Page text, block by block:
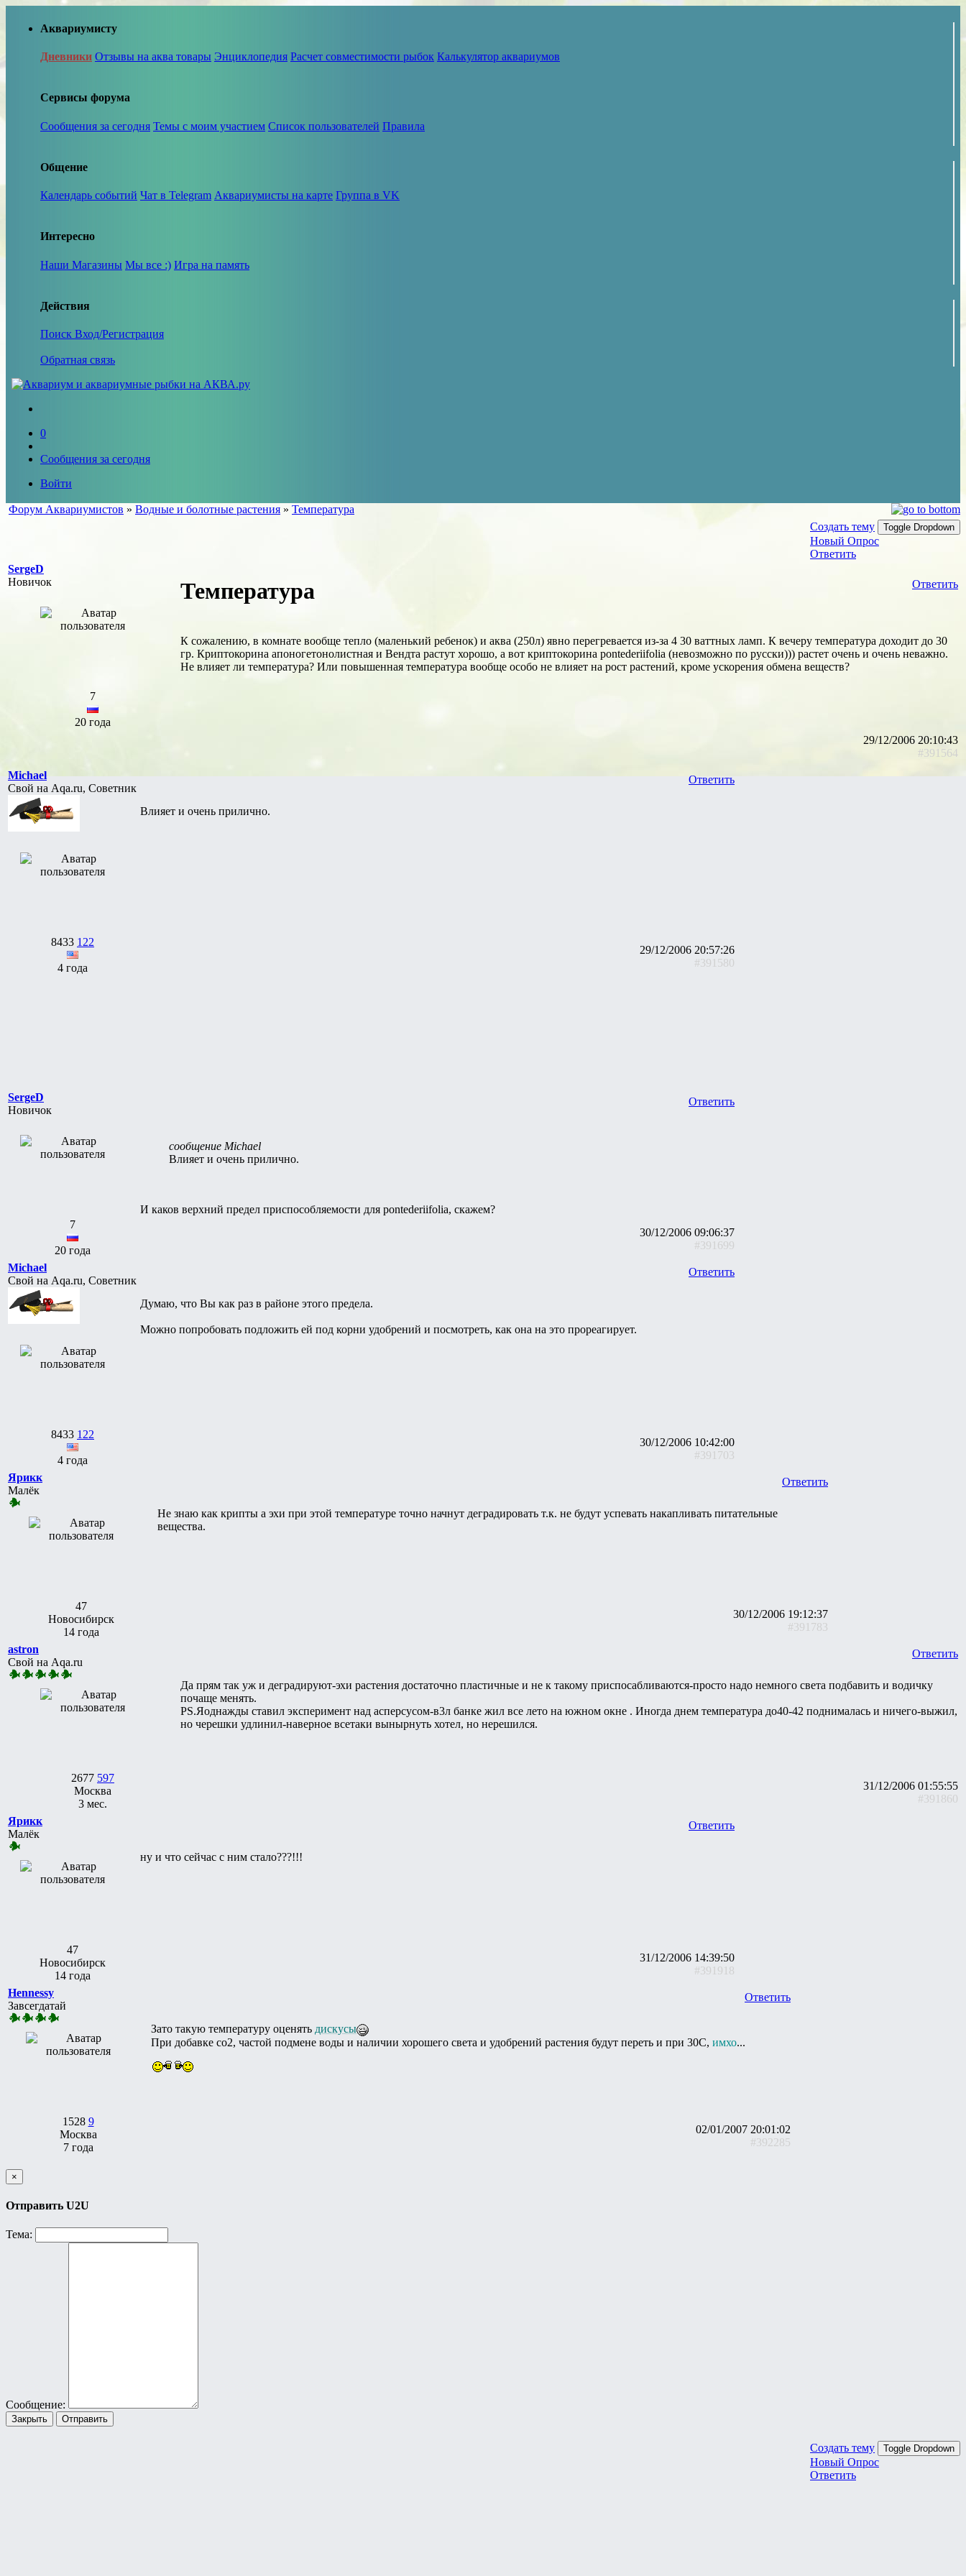
Аквариумисту
Дневники Отзывы на аква товары Энциклопедия Расчет совместимости рыбок Калькулятор аквариумов
Сервисы форума
Сообщения за сегодня Темы с моим участием Список пользователей Правила
Общение
Календарь событий Чат в Telegram Аквариумисты на карте Группа в VK
Интересно
Наши Магазины Мы все :) Игра на память
Действия
Поиск Вход/Регистрация
Обратная связь
0
Сообщения за сегодня
Войти
Форум Аквариумистов » Водные и болотные растения » Температура
Создать тему
Toggle Dropdown
Новый Опрос
Ответить
SergeD
Новичок
7
20 года
Ответить
Температура
К сожалению, в комнате вообще тепло (маленький ребенок) и аква (250л) явно перегревается из-за 4 30 ваттных ламп. К вечеру температура доходит до 30
гр. Криптокорина апоногетонолистная и Вендта растут хорошо, а вот криптокорина pontederiifolia (невозможно по русски))) растет очень и очень неважно.
Не влияет ли температура? Или повышенная температура вообще особо не влияет на рост растений, кроме ускорения обмена веществ?
29/12/2006 20:10:43
#391564
Michael
Свой на Aqa.ru, Советник
8433 122
4 года
Ответить
Влияет и очень прилично.
29/12/2006 20:57:26
#391580
SergeD
Новичок
7
20 года
Ответить
сообщение Michael
Влияет и очень прилично.
И каков верхний предел приспособляемости для pontederiifolia, скажем?
30/12/2006 09:06:37
#391699
Michael
Свой на Aqa.ru, Советник
8433 122
4 года
Ответить
Думаю, что Вы как раз в районе этого предела.
Можно попробовать подложить ей под корни удобрений и посмотреть, как она на это прореагирует.
30/12/2006 10:42:00
#391703
Ярикк
Малёк
47
Новосибирск
14 года
Ответить
Не знаю как крипты а эхи при этой температуре точно начнут деградировать т.к. не будут успевать накапливать питательные
вещества.
30/12/2006 19:12:37
#391783
astron
Свой на Aqa.ru
2677 597
Москва
3 мес.
Ответить
Да прям так уж и деградируют-эхи растения достаточно пластичные и не к такому приспосабливаются-просто надо немного света подбавить и водичку
почаще менять.
РS.Яоднажды ставил эксперимент над асперсусом-в3л банке жил все лето на южном окне . Иногда днем температура до40-42 поднималась и ничего-выжил,
но черешки удлинил-наверное всетаки вынырнуть хотел, но нерешился.
31/12/2006 01:55:55
#391860
Ярикк
Малёк
47
Новосибирск
14 года
Ответить
ну и что сейчас с ним стало???!!!
31/12/2006 14:39:50
#391918
Hennessy
Завсегдатай
1528 9
Москва
7 года
Ответить
Зато такую температуру оценять дискусы
При добавке со2, частой подмене воды и наличии хорошего света и удобрений растения будут переть и при 30С, имхо...
02/01/2007 20:01:02
#392285
×
Отправить U2U
Тема:
Сообщение:
Закрыть Отправить
Создать тему Toggle Dropdown
Новый Опрос
Ответить